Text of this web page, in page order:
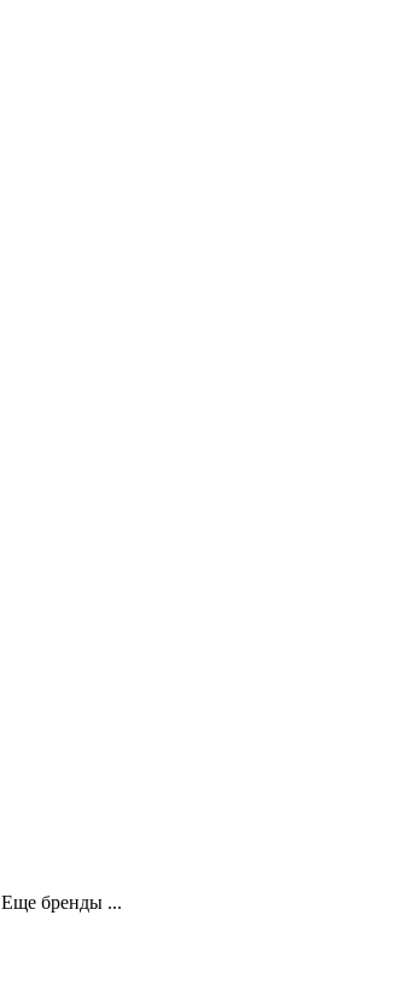
Еще бренды ...